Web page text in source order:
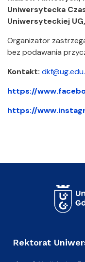
Uniwersytecka
Uniwersyteckiej
Organizator
bez podawania
Kontakt:
https://
https://
Rektorat